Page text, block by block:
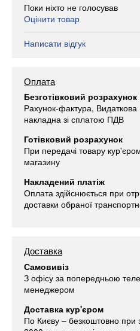
Поки ніхто не голосував
Оцінити товар
Написати відгук
Оплата
Безготівковий розрахунок
Рахунок-фактура,
накладна зі сплатою ПДВ
Готівковий розрахунок
При передачі товару
магазину
Накладений платіж
Оплата здійснюється при
доставки обраної
Доставка
Самовивіз
З офісу за попередньою
менеджером
Доставка кур'єром
По Києву – безкоштовно при